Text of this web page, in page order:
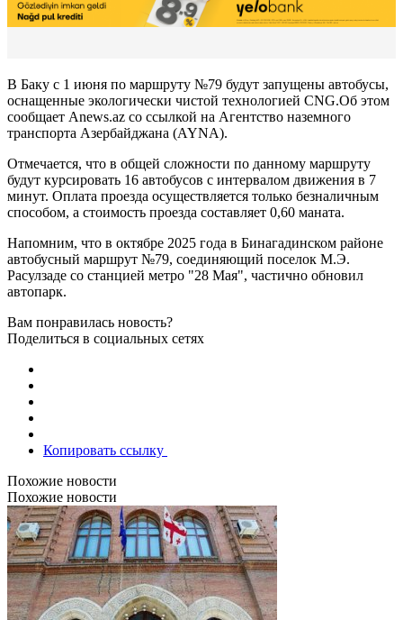
В Баку с 1 июня по маршруту №79 будут запущены автобусы,
оснащенные экологически чистой технологией CNG.Oб этом
сообщает Anews.az со ссылкой на Агентство наземного
транспорта Азербайджана (AYNA).
Отмечается, что в общей сложности по данному маршруту
будут курсировать 16 автобусов с интервалом движения в 7
минут. Оплата проезда осуществляется только безналичным
способом, а стоимость проезда составляет 0,60 маната.
Напомним, что в октябре 2025 года в Бинагадинском районе
автобусный маршрут №79, соединяющий поселок М.Э.
Расулзаде со станцией метро "28 Мая", частично обновил
автопарк.
Вам понравилась новость?
Поделиться в социальных сетях
Копировать ссылку
Похожие новости
Похожие новости